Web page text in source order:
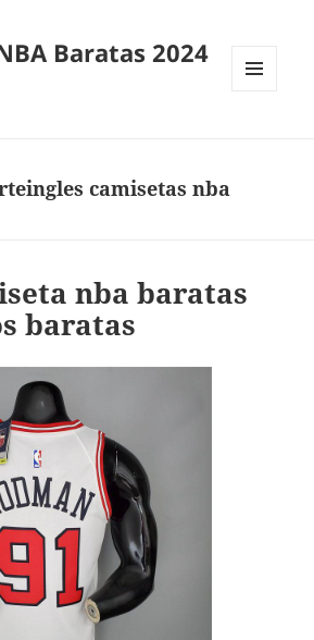
Baratas 2024
camisetas nba
nba baratas
baratas